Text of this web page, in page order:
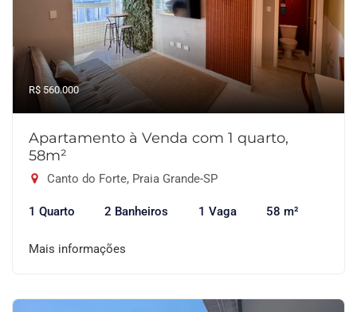
R$ 560.000
Apartamento à Venda com 1 quarto,
58m²
Canto do Forte, Praia Grande-SP
1 Quarto 2 Banheiros 1 Vaga 58 m²
Mais informações